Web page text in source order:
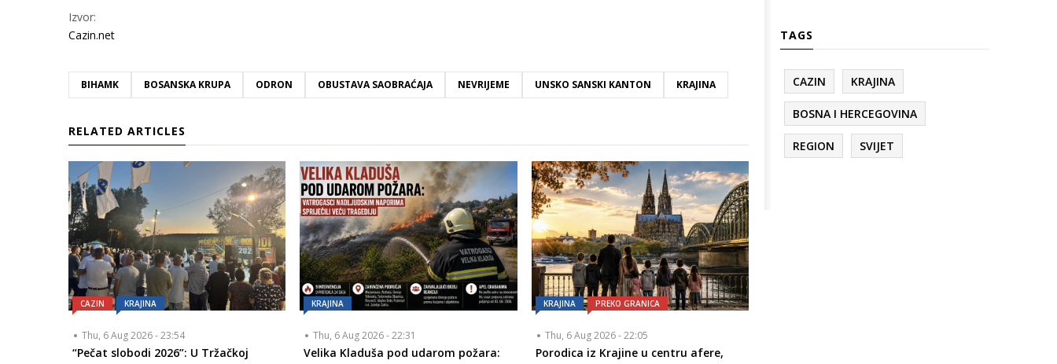
Izvor:
Cazin.net
BIHAMK BOSANSKA KRUPA ODRON OBUSTAVA SAOBRAĆAJA NEVRIJEME UNSKO SANSKI KANTON KRAJINA
RELATED ARTICLES
CAZIN KRAJINA
Thu, 6 Aug 2026 - 23:54
“Pečat slobodi 2026”: U Tržačkoj
KRAJINA
Thu, 6 Aug 2026 - 22:31
Velika Kladuša pod udarom požara:
KRAJINA PREKO GRANICA
Thu, 6 Aug 2026 - 22:05
Porodica iz Krajine u centru afere,
TAGS
CAZIN KRAJINA
BOSNA I HERCEGOVINA
REGION SVIJET